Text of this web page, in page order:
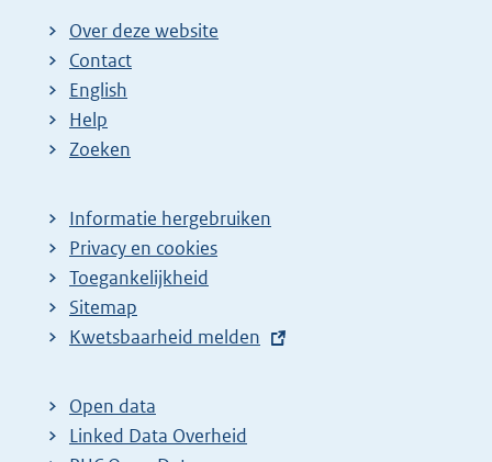
Over deze website
Contact
English
Help
Zoeken
Informatie hergebruiken
Privacy en cookies
Toegankelijkheid
Sitemap
E
t
e
r
Kwetsbaarheid melden
Open data
Linked Data Overheid